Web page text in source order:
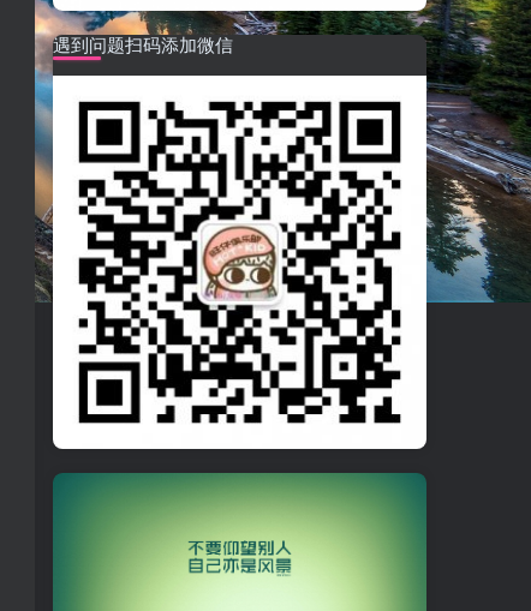
遇到问题扫码添加微信